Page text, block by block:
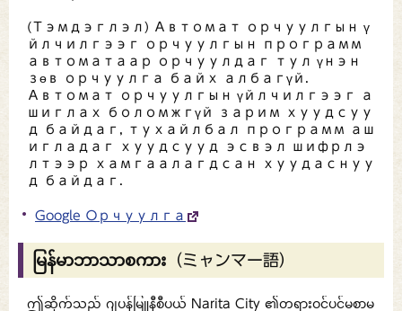
(Тэмдэглэл) Автомат орчуулгын ү
йлчилгээг орчуулгын программ
автоматаар орчуулдаг тул үнэн
зөв орчуулга байх албагүй.
Автомат орчуулгын үйлчилгээг а
шиглах боломжгүй зарим хуудсуу
д байдаг, тухайлбал программ аш
игладаг хуудсууд эсвэл шифрлэ
лтээр хамгаалагдсан хуудаснуу
д байдаг.
Google Орчуулга
မြန်မာဘာသာစကား（ミャンマー語）
ဤဆိုက်သည် ဂျပန်မြူနီစီပယ် Narita City ၏တရားဝင်ပင်မစာမ